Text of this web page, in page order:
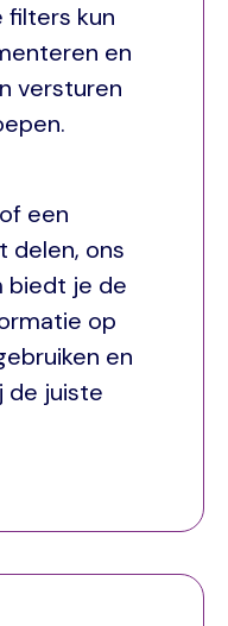
filters kun
en
versturen
een
delen, ons
biedt je de
op
en
de juiste